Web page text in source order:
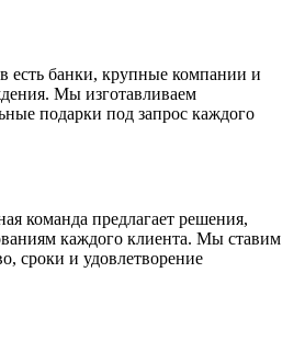
есть банки, крупные компании и
Мы изготавливаем
подарки под запрос каждого
команда предлагает решения,
каждого клиента. Мы ставим
сроки и удовлетворение